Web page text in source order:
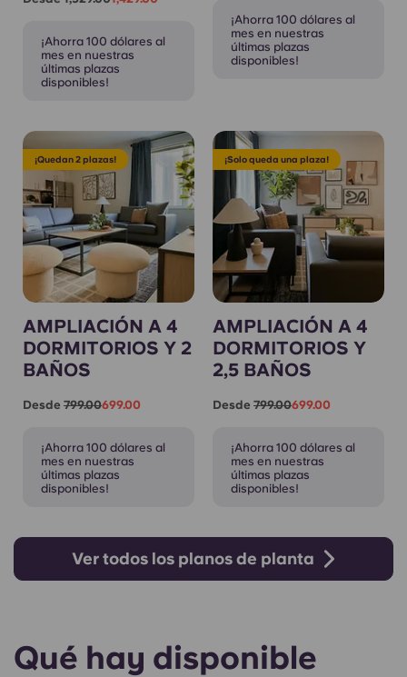
¡Ahorra 100 dólares al
mes en nuestras
últimas plazas
disponibles!
¡Ahorra 100 dólares al
mes en nuestras
últimas plazas
disponibles!
¡Quedan 2 plazas!
AMPLIACIÓN A 4
DORMITORIOS Y 2
BAÑOS
Desde 799.00699.00
¡Ahorra 100 dólares al
mes en nuestras
últimas plazas
disponibles!
¡Solo queda una plaza!
AMPLIACIÓN A 4
DORMITORIOS Y
2,5 BAÑOS
Desde 799.00699.00
¡Ahorra 100 dólares al
mes en nuestras
últimas plazas
disponibles!
Ver todos los planos de planta
Qué hay disponible